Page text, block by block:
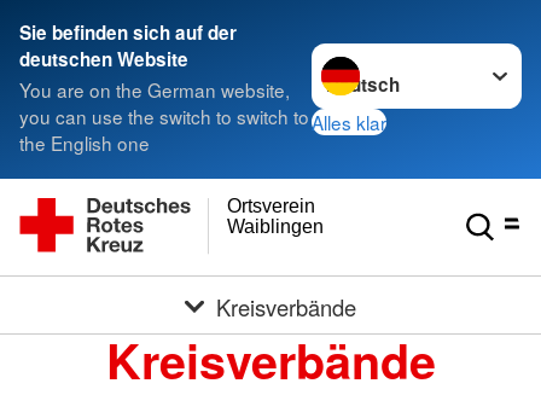
Sie befinden sich auf der
deutschen Website
You are on the German website,
you can use the switch to switch to
the English one
Sprache wechseln zu
Alles klar
Waiblingen
Ortsverein
Kreisverbände
Kreisverbände